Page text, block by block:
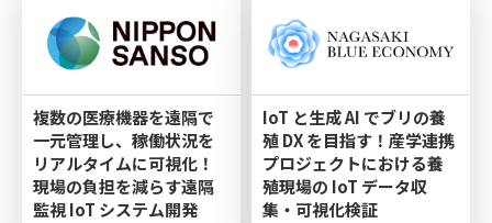
複数の医療機器を遠隔で
一元管理し、稼働状況を
リアルタイムに可視化！
現場の負担を減らす遠隔
監視 IoT システム開発
IoT と生成 AI でブリの養
殖 DX を目指す！産学連携
プロジェクトにおける養
殖現場の IoT データ収
集・可視化検証